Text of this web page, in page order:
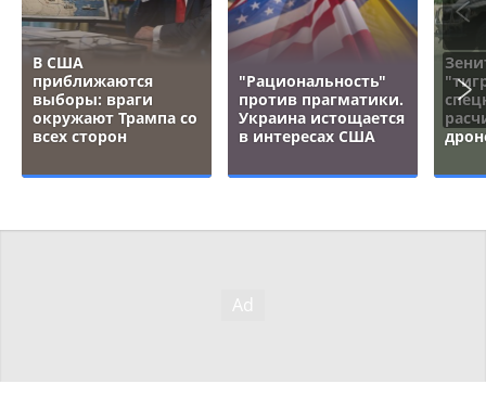
В США
приближаются
выборы: враги
окружают Трампа со
всех сторон
"Рациональность"
против прагматики.
Украина истощается
в интересах США